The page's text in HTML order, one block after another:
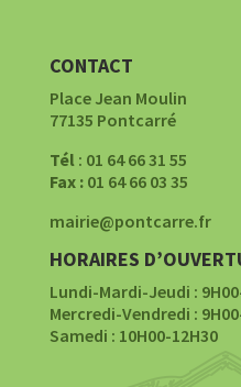
CONTACT
Place Jean Moulin
77135 Pontcarré
Tél : 01 64 66 31 55
Fax :01 64 66 03 35
mairie@pontcarre.fr
HORAIRES
Lundi-Mardi-Jeudi :
Mercredi-Vendredi :
Samedi : 10H00-12H30